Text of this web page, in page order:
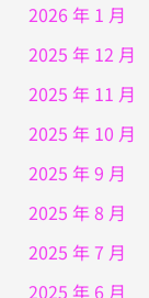
2026 年 1 月
2025 年 12 月
2025 年 11 月
2025 年 10 月
2025 年 9 月
2025 年 8 月
2025 年 7 月
2025 年 6 月